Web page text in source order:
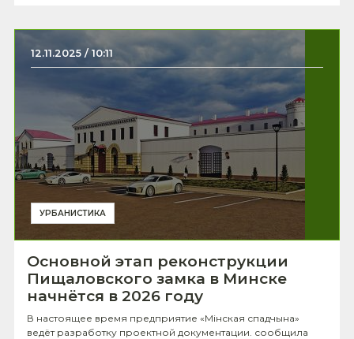
12.11.2025 / 10:11
УРБАНИСТИКА
Основной этап реконструкции
Пищаловского замка в Минске
начнётся в 2026 году
В настоящее время предприятие «Мінская спадчына»
ведёт разработку проектной документации. сообщила